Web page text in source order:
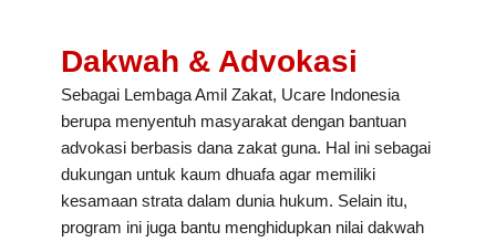
Dakwah & Advokasi
Sebagai Lembaga Amil Zakat, Ucare Indonesia
berupa menyentuh masyarakat dengan bantuan
advokasi berbasis dana zakat guna. Hal ini sebagai
dukungan untuk kaum dhuafa agar memiliki
kesamaan strata dalam dunia hukum. Selain itu,
program ini juga bantu menghidupkan nilai dakwah